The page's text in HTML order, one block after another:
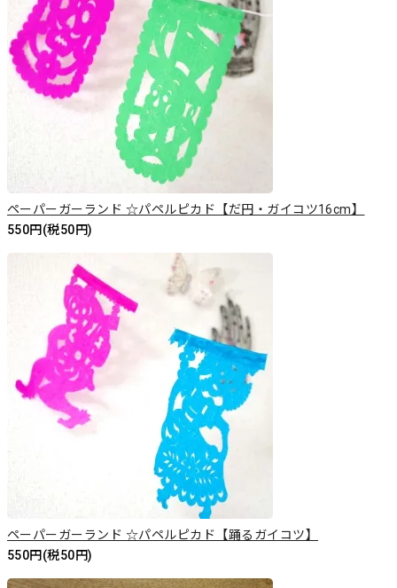
ペーパーガーランド ☆パペルピカド【だ円・ガイコツ16cm】
550円(税50円)
ペーパーガーランド ☆パペルピカド【踊るガイコツ】
550円(税50円)